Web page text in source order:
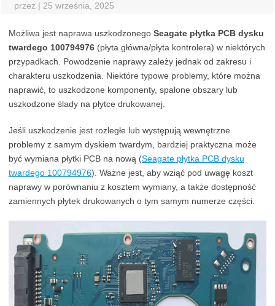
przez | 25 września, 2025
Możliwa jest naprawa uszkodzonego Seagate płytka PCB dysku
twardego 100794976 (płyta główna/płyta kontrolera) w niektórych
przypadkach. Powodzenie naprawy zależy jednak od zakresu i
charakteru uszkodzenia. Niektóre typowe problemy, które można
naprawić, to uszkodzone komponenty, spalone obszary lub
uszkodzone ślady na płytce drukowanej.
Jeśli uszkodzenie jest rozległe lub występują wewnętrzne
problemy z samym dyskiem twardym, bardziej praktyczna może
być wymiana płytki PCB na nową (Seagate płytka PCB dysku
twardego 100794976). Ważne jest, aby wziąć pod uwagę koszt
naprawy w porównaniu z kosztem wymiany, a także dostępność
zamiennych płytek drukowanych o tym samym numerze części.